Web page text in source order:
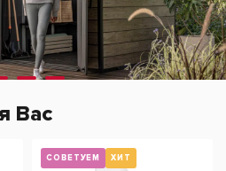
Вас
СОВЕТУЕМ ХИТ